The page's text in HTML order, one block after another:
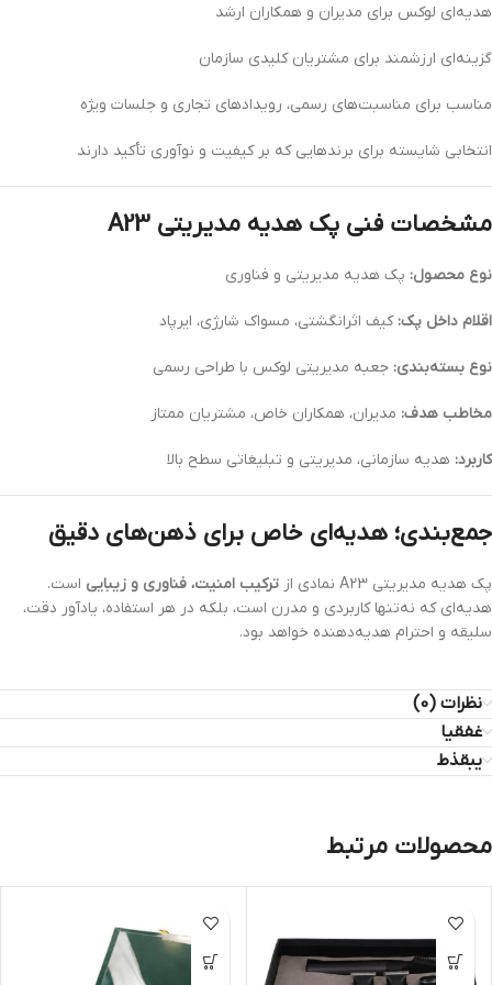
هدیه‌ای لوکس برای مدیران و همکاران ارشد
گزینه‌ای ارزشمند برای مشتریان کلیدی سازمان
مناسب برای مناسبت‌های رسمی، رویدادهای تجاری و جلسات ویژه
انتخابی شایسته برای برندهایی که بر کیفیت و نوآوری تأکید دارند
مشخصات فنی پک هدیه مدیریتی A23
نوع محصول: پک هدیه مدیریتی و فناوری
اقلام داخل پک: کیف اثرانگشتی، مسواک شارژی، ایرپاد
نوع بسته‌بندی: جعبه مدیریتی لوکس با طراحی رسمی
مخاطب هدف: مدیران، همکاران خاص، مشتریان ممتاز
کاربرد: هدیه سازمانی، مدیریتی و تبلیغاتی سطح بالا
جمع‌بندی؛ هدیه‌ای خاص برای ذهن‌های دقیق
پک هدیه مدیریتی A23 نمادی از ترکیب امنیت، فناوری و زیبایی است.
هدیه‌ای که نه‌تنها کاربردی و مدرن است، بلکه در هر استفاده، یادآور دقت،
سلیقه و احترام هدیه‌دهنده خواهد بود.
نظرات (0)
غفقیا
یبقذط
محصولات مرتبط